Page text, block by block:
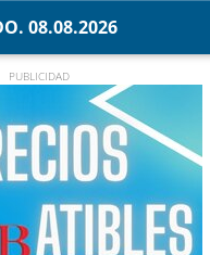
08.08.2026